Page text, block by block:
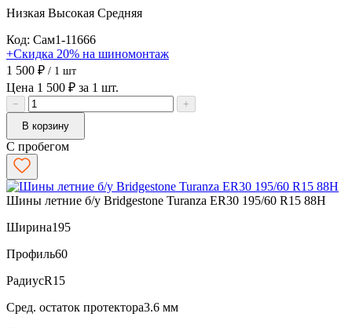
Низкая Высокая Средняя
Код: Сам1-11666
+Скидка 20% на шиномонтаж
1 500 ₽ / 1 шт
Цена 1 500 ₽ за 1 шт.
−
+
В корзину
С пробегом
Шины летние б/у Bridgestone Turanza ER30 195/60 R15 88H
Ширина195
Профиль60
РадиусR15
Сред. остаток протектора3.6 мм